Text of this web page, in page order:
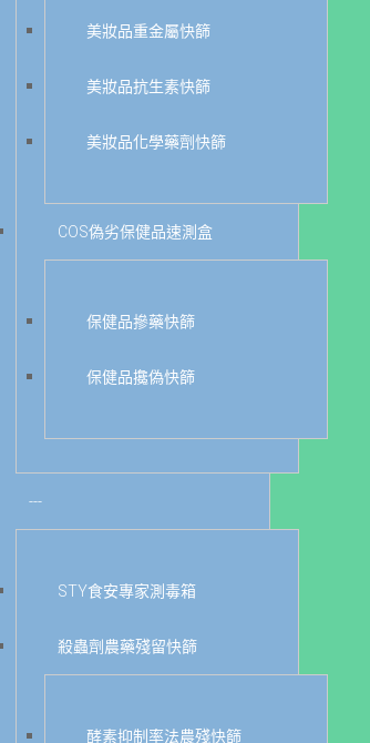
美妝品重金屬快篩
美妝品抗生素快篩
美妝品化學藥劑快篩
COS偽劣保健品速測盒
保健品摻藥快篩
保健品攙偽快篩
---
STY食安專家測毒箱
殺蟲劑農藥殘留快篩
酵素抑制率法農殘快篩